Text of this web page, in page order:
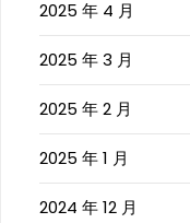
2025 年 4 月
2025 年 3 月
2025 年 2 月
2025 年 1 月
2024 年 12 月